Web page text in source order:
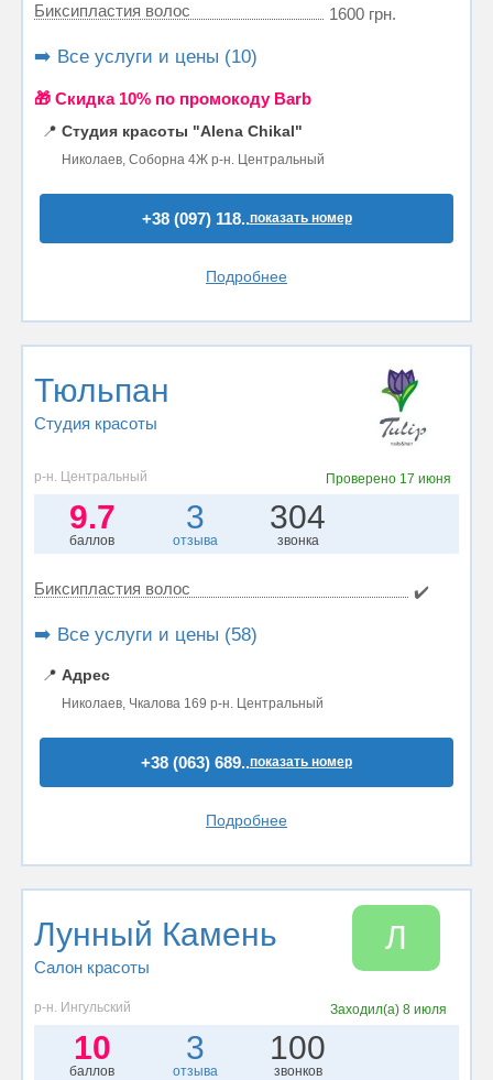
Биксипластия волос 1600 грн.
➡️ Все услуги и цены (10)
🎁 Cкидка 10% по промокоду Barb
📍 Студия красоты "Alena Chikal"
Николаев, Соборна 4Ж р-н. Центральный
+38 (097) 118..показать номер
Подробнее
Тюльпан
Студия красоты
р-н. Центральный Проверено 17 июня
9.7
баллов
3
отзыва
304
звонка
Биксипластия волос ✔️
➡️ Все услуги и цены (58)
📍 Адрес
Николаев, Чкалова 169 р-н. Центральный
+38 (063) 689..показать номер
Подробнее
Лунный Камень
Салон красоты
Л
р-н. Ингульский Заходил(а) 8 июля
10
баллов
3
отзыва
100
звонков